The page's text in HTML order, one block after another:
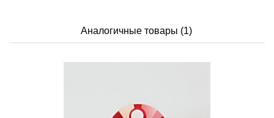
Аналогичные товары (1)